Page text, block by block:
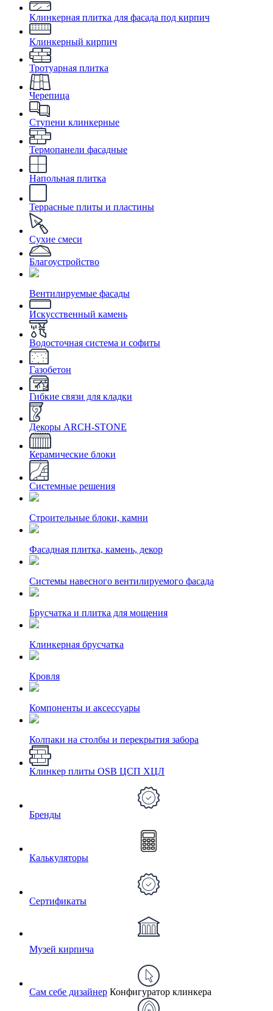
Клинкерная плитка для фасада под кирпич
Клинкерный кирпич
Тротуарная плитка
Черепица
Ступени клинкерные
Термопанели фасадные
Напольная плитка
Террасные плиты и пластины
Сухие смеси
Благоустройство
Вентилируемые фасады
Искусственный камень
Водосточная система и софиты
Газобетон
Гибкие связи для кладки
Декоры ARCH-STONE
Керамические блоки
Системные решения
Строительные блоки, камни
Фасадная плитка, камень, декор
Системы навесного вентилируемого фасада
Брусчатка и плитка для мощения
Клинкерная брусчатка
Кровля
Компоненты и аксессуары
Колпаки на столбы и перекрытия забора
Клинкер плиты OSB ЦСП ХЦЛ
Бренды
Калькуляторы
Сертификаты
Музей кирпича
Сам себе дизайнер Конфигуратор клинкера